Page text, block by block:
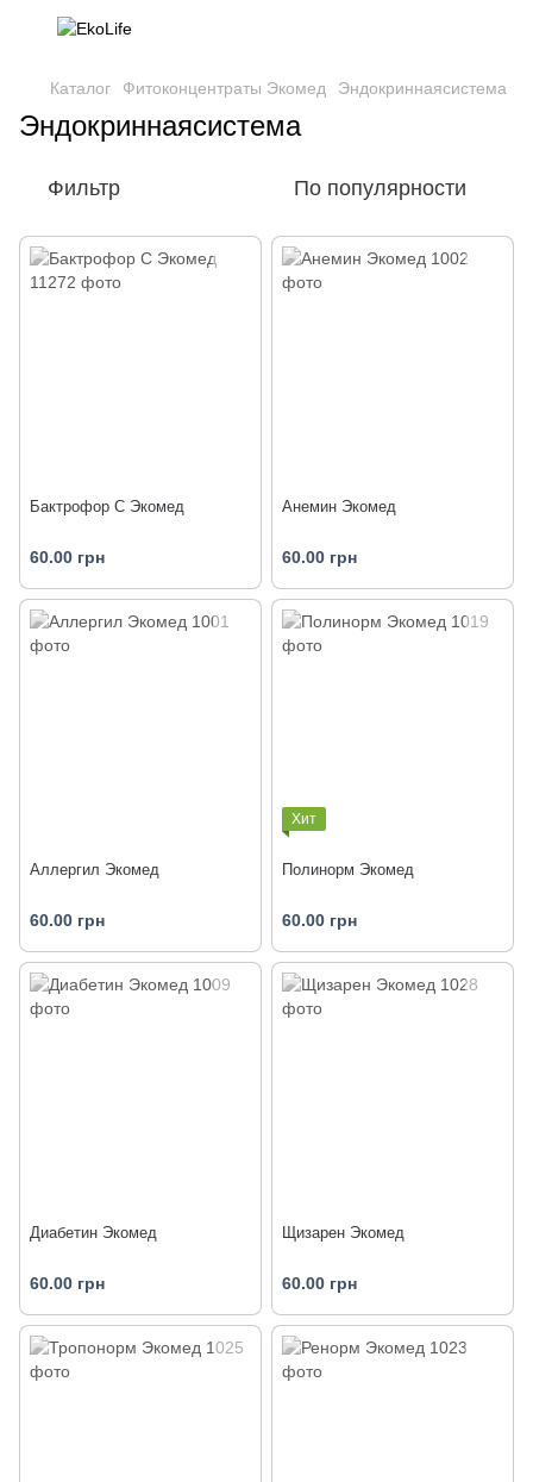
Каталог Фитоконцентраты Экомед Эндокриннаясистема
Эндокриннаясистема
Фильтр По популярности
Бактрофор С Экомед
60.00 грн
Анемин Экомед
60.00 грн
Аллергил Экомед
60.00 грн
Хит
Полинорм Экомед
60.00 грн
Диабетин Экомед
60.00 грн
Щизарен Экомед
60.00 грн